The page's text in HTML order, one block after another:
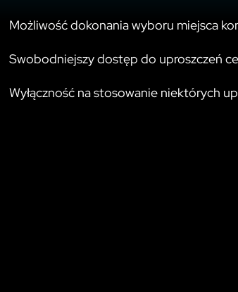
Możliwość dokonania wyboru miejsca
Swobodniejszy dostęp do uproszczeń
Wyłączność na stosowanie niektórych